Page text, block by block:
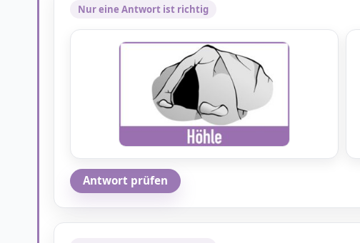
Nur eine Antwort ist richtig
Antwort prüfen